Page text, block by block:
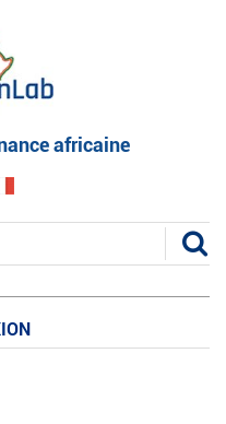
africaine